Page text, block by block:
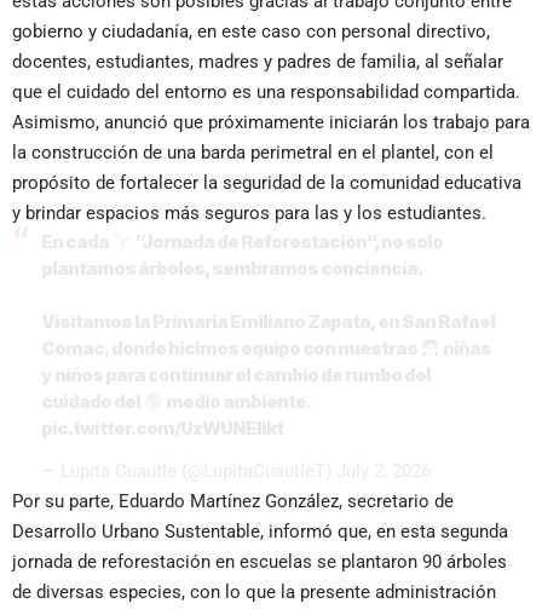
gobierno y ciudadanía, en este caso con personal directivo,
docentes, estudiantes, madres y padres de familia, al señalar
que el cuidado del entorno es una responsabilidad compartida.
Asimismo, anunció que próximamente iniciarán los trabajo para
la construcción de una barda perimetral en el plantel, con el
propósito de fortalecer la seguridad de la comunidad educativa
y brindar espacios más seguros para las y los estudiantes.
Por su parte, Eduardo Martínez González, secretario de
Desarrollo Urbano Sustentable, informó que, en esta segunda
jornada de reforestación en escuelas se plantaron 90 árboles
de diversas especies, con lo que la presente administración